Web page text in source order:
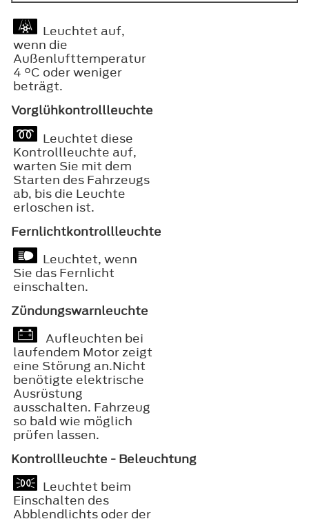
Leuchtet auf,
wenn die
Außenlufttemperatur
4 °C oder weniger
beträgt.
Vorglühkontrollleuchte
Leuchtet diese
Kontrollleuchte auf,
warten Sie mit dem
Starten des Fahrzeugs
ab, bis die Leuchte
erloschen ist.
Fernlichtkontrollleuchte
Leuchtet, wenn
Sie das Fernlicht
einschalten.
Zündungswarnleuchte
Aufleuchten bei
laufendem Motor zeigt
eine Störung an.Nicht
benötigte elektrische
Ausrüstung
ausschalten. Fahrzeug
so bald wie möglich
prüfen lassen.
Kontrollleuchte - Beleuchtung
Leuchtet beim
Einschalten des
Abblendlichts oder der